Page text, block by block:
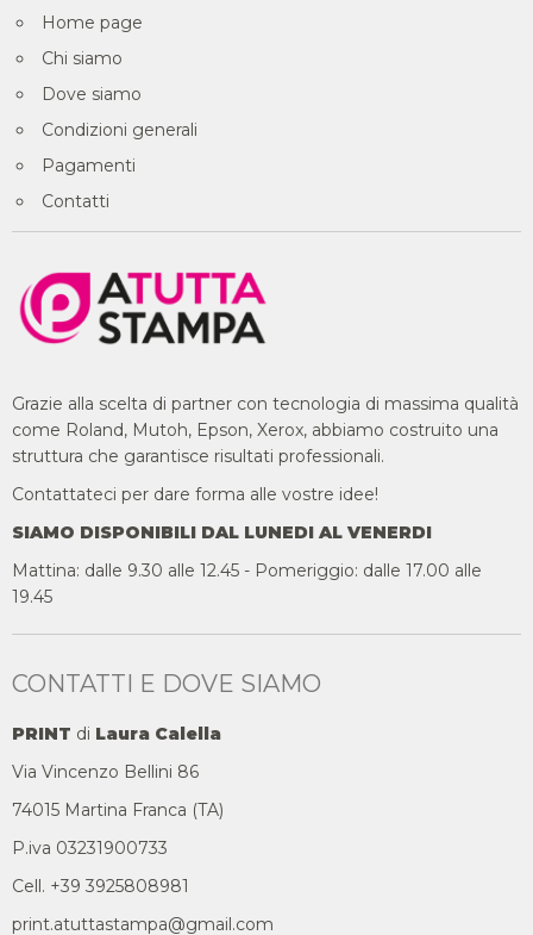
Home page
Chi siamo
Dove siamo
Condizioni generali
Pagamenti
Contatti
Grazie alla scelta di partner con tecnologia di massima qualità
come Roland, Mutoh, Epson, Xerox, abbiamo costruito una
struttura che garantisce risultati professionali.
Contattateci per dare forma alle vostre idee!
SIAMO DISPONIBILI DAL LUNEDI AL VENERDI
Mattina: dalle 9.30 alle 12.45 - Pomeriggio: dalle 17.00 alle
19.45
CONTATTI E DOVE SIAMO
PRINT di Laura Calella
Via Vincenzo Bellini 86
74015 Martina Franca (TA)
P.iva 03231900733
Cell. +39 3925808981
print.atuttastampa@gmail.com